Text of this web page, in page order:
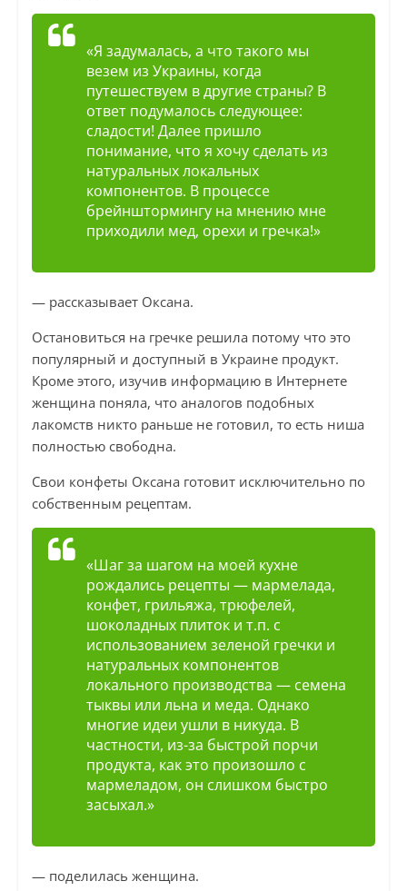
«Я задумалась, а что такого мы
везем из Украины, когда
путешествуем в другие страны? В
ответ подумалось следующее:
сладости! Далее пришло
понимание, что я хочу сделать из
натуральных локальных
компонентов. В процессе
брейнштормингу на мнению мне
приходили мед, орехи и гречка!»
— рассказывает Оксана.
Остановиться на гречке решила потому что это
популярный и доступный в Украине продукт.
Кроме этого, изучив информацию в Интернете
женщина поняла, что аналогов подобных
лакомств никто раньше не готовил, то есть ниша
полностью свободна.
Свои конфеты Оксана готовит исключительно по
собственным рецептам.
«Шаг за шагом на моей кухне
рождались рецепты — мармелада,
конфет, грильяжа, трюфелей,
шоколадных плиток и т.п. с
использованием зеленой гречки и
натуральных компонентов
локального производства — семена
тыквы или льна и меда. Однако
многие идеи ушли в никуда. В
частности, из-за быстрой порчи
продукта, как это произошло с
мармеладом, он слишком быстро
засыхал.»
— поделилась женщина.